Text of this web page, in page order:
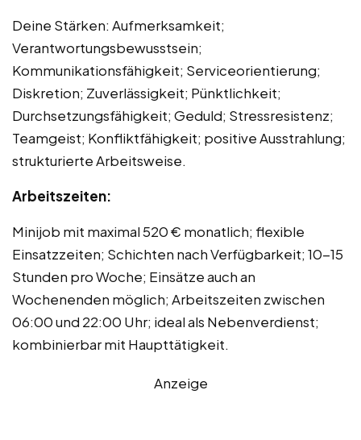
Deine Stärken: Aufmerksamkeit;
Verantwortungsbewusstsein;
Kommunikationsfähigkeit; Serviceorientierung;
Diskretion; Zuverlässigkeit; Pünktlichkeit;
Durchsetzungsfähigkeit; Geduld; Stressresistenz;
Teamgeist; Konfliktfähigkeit; positive Ausstrahlung;
strukturierte Arbeitsweise.
Arbeitszeiten:
Minijob mit maximal 520 € monatlich; flexible
Einsatzzeiten; Schichten nach Verfügbarkeit; 10-15
Stunden pro Woche; Einsätze auch an
Wochenenden möglich; Arbeitszeiten zwischen
06:00 und 22:00 Uhr; ideal als Nebenverdienst;
kombinierbar mit Haupttätigkeit.
Anzeige